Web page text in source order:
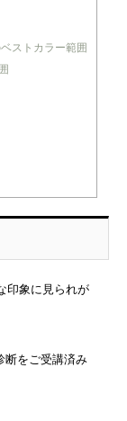
ストカラー範囲
印象に見られが
断をご受講済み